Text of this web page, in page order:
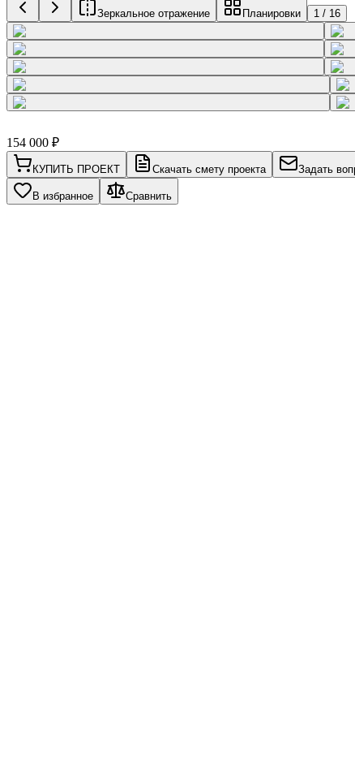
Зеркальное отражение Планировки 1 / 16
154 000 ₽
КУПИТЬ ПРОЕКТ Скачать смету проекта Задать
В избранное Сравнить